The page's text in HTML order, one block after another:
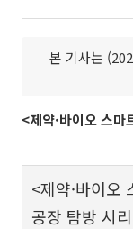
본 기사는
<제약·바이오 스
<제약·바이오
공장 탐방 시